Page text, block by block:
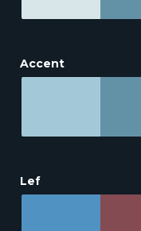
Accent
Lef